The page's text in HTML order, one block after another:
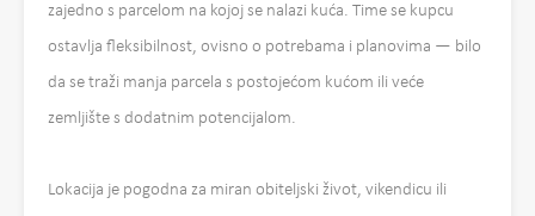
zajedno s parcelom na kojoj se nalazi kuća. Time se kupcu
ostavlja fleksibilnost, ovisno o potrebama i planovima — bilo
da se traži manja parcela s postojećom kućom ili veće
zemljište s dodatnim potencijalom.
Lokacija je pogodna za miran obiteljski život, vikendicu ili